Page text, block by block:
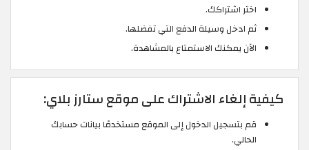
اختر اشتراكك.
ثم ادخل وسيلة الدفع التي تفضلها.
الآن يمكنك الاستمتاع بالمشاهدة.
كيفية إلغاء الاشتراك على موقع ستارز بلاي:
قم بتسجيل الدخول إلى الموقع مستخدمًا بيانات حسابك
الحالي.